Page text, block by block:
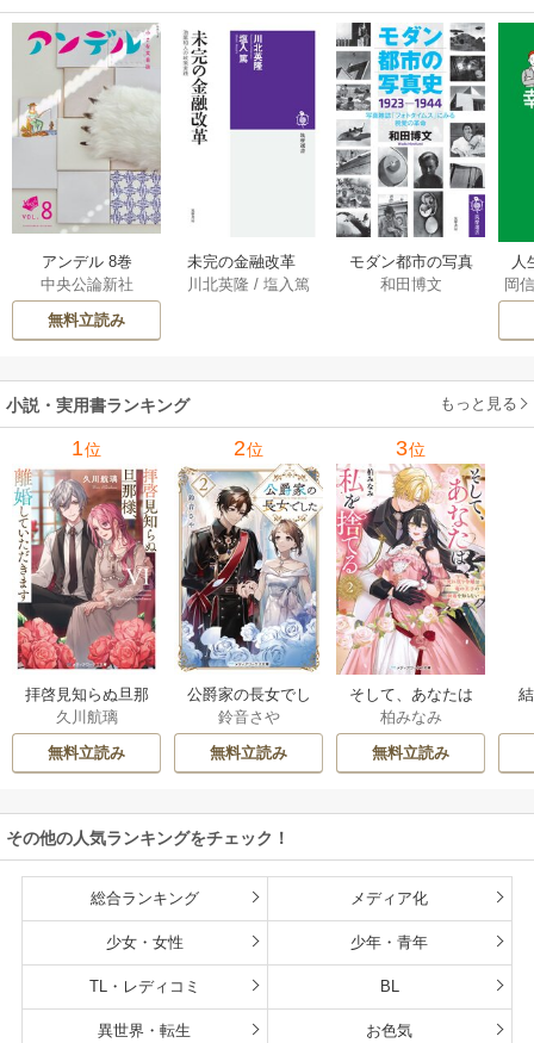
アンデル 8巻
中央公論新社
無料立読み
未完の金融改革
――池尾和人の政
川北英隆 /塩入篤
モダン都市の写真
史 1923－1944
和田博文
人
教
岡
小説・実用書ランキング もっと見る
1位
拝啓見知らぬ旦那
様、離婚していた
だきます
久川航璃
無料立読み
2位
公爵家の長女でし
た
鈴音さや
無料立読み
3位
そして、あなたは
私を捨てる
柏みなみ
無料立読み
その他の人気ランキングをチェック！
総合ランキング メディア化
少女・女性 少年・青年
TL・レディコミ BL
異世界・転生 お色気